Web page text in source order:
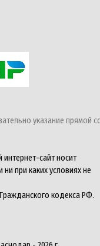
указание прямой
сайт носит
при каких условиях не
кодекса РФ.